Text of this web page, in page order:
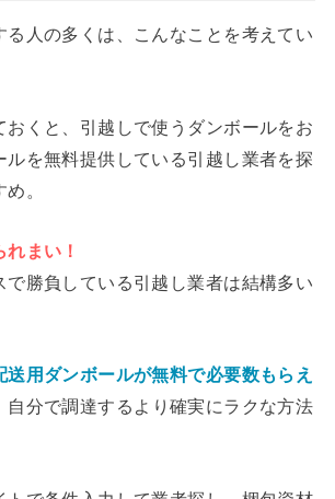
る人の多くは、こんなことを考えてい
おくと、引越しで使うダンボールをお
ルを無料提供している引越し業者を探
。
まい！
で勝負している引越し業者は結構多い
送用ダンボールが無料で必要数もらえ
自分で調達するより確実にラクな方法